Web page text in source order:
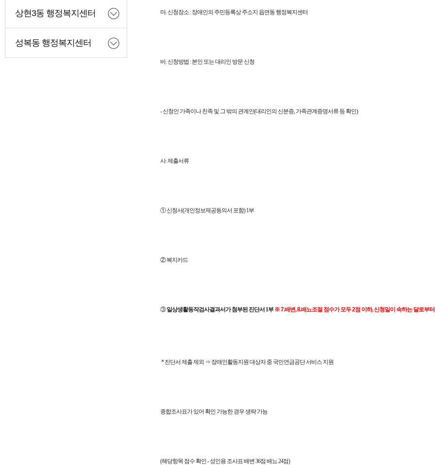
상현3동 행정복지센터
성복동 행정복지센터
마. 신청장소 : 장애인의 주민등록상 주소지 읍면동 행정복지센터
바. 신청방법 : 본인 또는 대리인 방문 신청
- 신청인 가족이나 친족 및 그 밖의 관계인(대리인의 신분증, 가족관계증명서류 등 확인)
사. 제출서류
① 신청서(개인정보제공동의서 포함) 1부
② 복지카드
③일상생활동작검사결과서가 첨부된 진단서 1부 ※ 7.배변, 8.배뇨조절 점수가 모두 2점 이하, 신청일이 속하는 달로부
* 진단서 제출 제외 ⇒ 장애인활동지원 대상자 중 국민연금공단 서비스 지원
종합조사표가 있어 확인 가능한 경우 생략 가능
(해당항목 점수 확인 - 성인용 조사표 배변 36점 배뇨 24점)